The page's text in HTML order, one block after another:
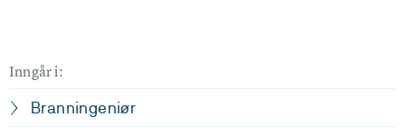
Inngår i:
Branningeniør